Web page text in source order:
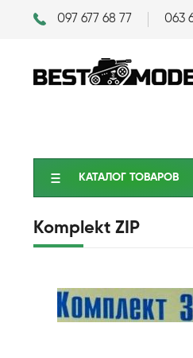
097 677 68 77 063
КАТАЛОГ ТОВАРОВ
Komplekt ZIP